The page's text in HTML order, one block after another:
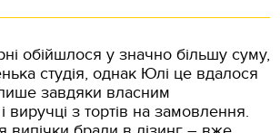
обійшлося у значно більшу суму,
студія, однак Юлі це вдалося
завдяки власним
з тортів на замовлення.